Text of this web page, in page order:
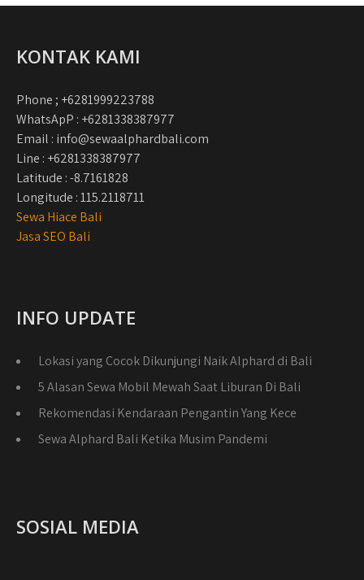
KONTAK KAMI
Phone ; +6281999223788
WhatsApP : +6281338387977
Email : info@sewaalphardbali.com
Line : +6281338387977
Latitude : -8.7161828
Longitude : 115.2118711
Sewa Hiace Bali
Jasa SEO Bali
INFO UPDATE
Lokasi yang Cocok Dikunjungi Naik Alphard di Bali
5 Alasan Sewa Mobil Mewah Saat Liburan Di Bali
Rekomendasi Kendaraan Pengantin Yang Kece
Sewa Alphard Bali Ketika Musim Pandemi
SOSIAL MEDIA